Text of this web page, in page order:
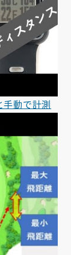
手動で計測